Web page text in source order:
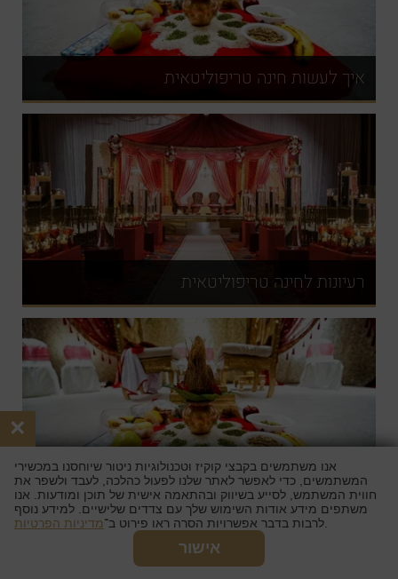
איך לעשות חינה טריפוליטאית
רעיונות לחינה טריפוליטאית
ברכות לחינה
×
אנו משתמשים בקבצי קוקיז וטכנולוגיות ניטור שיוחסנו במכשירי
המשתמשים, כדי לאפשר לאתר שלנו לפעול כהלכה, לעבד ולשפר את
חווית המשתמש, לסייע בשיווק ובהתאמה אישית של תוכן ומודעות. אנו
משתפים מידע אודות השימוש שלך עם צדדים שלישיים. למידע נוסף
לרבות בדבר אפשרויות הסרה ראו פירוט ב־מדיניות הפרטיות
אישור